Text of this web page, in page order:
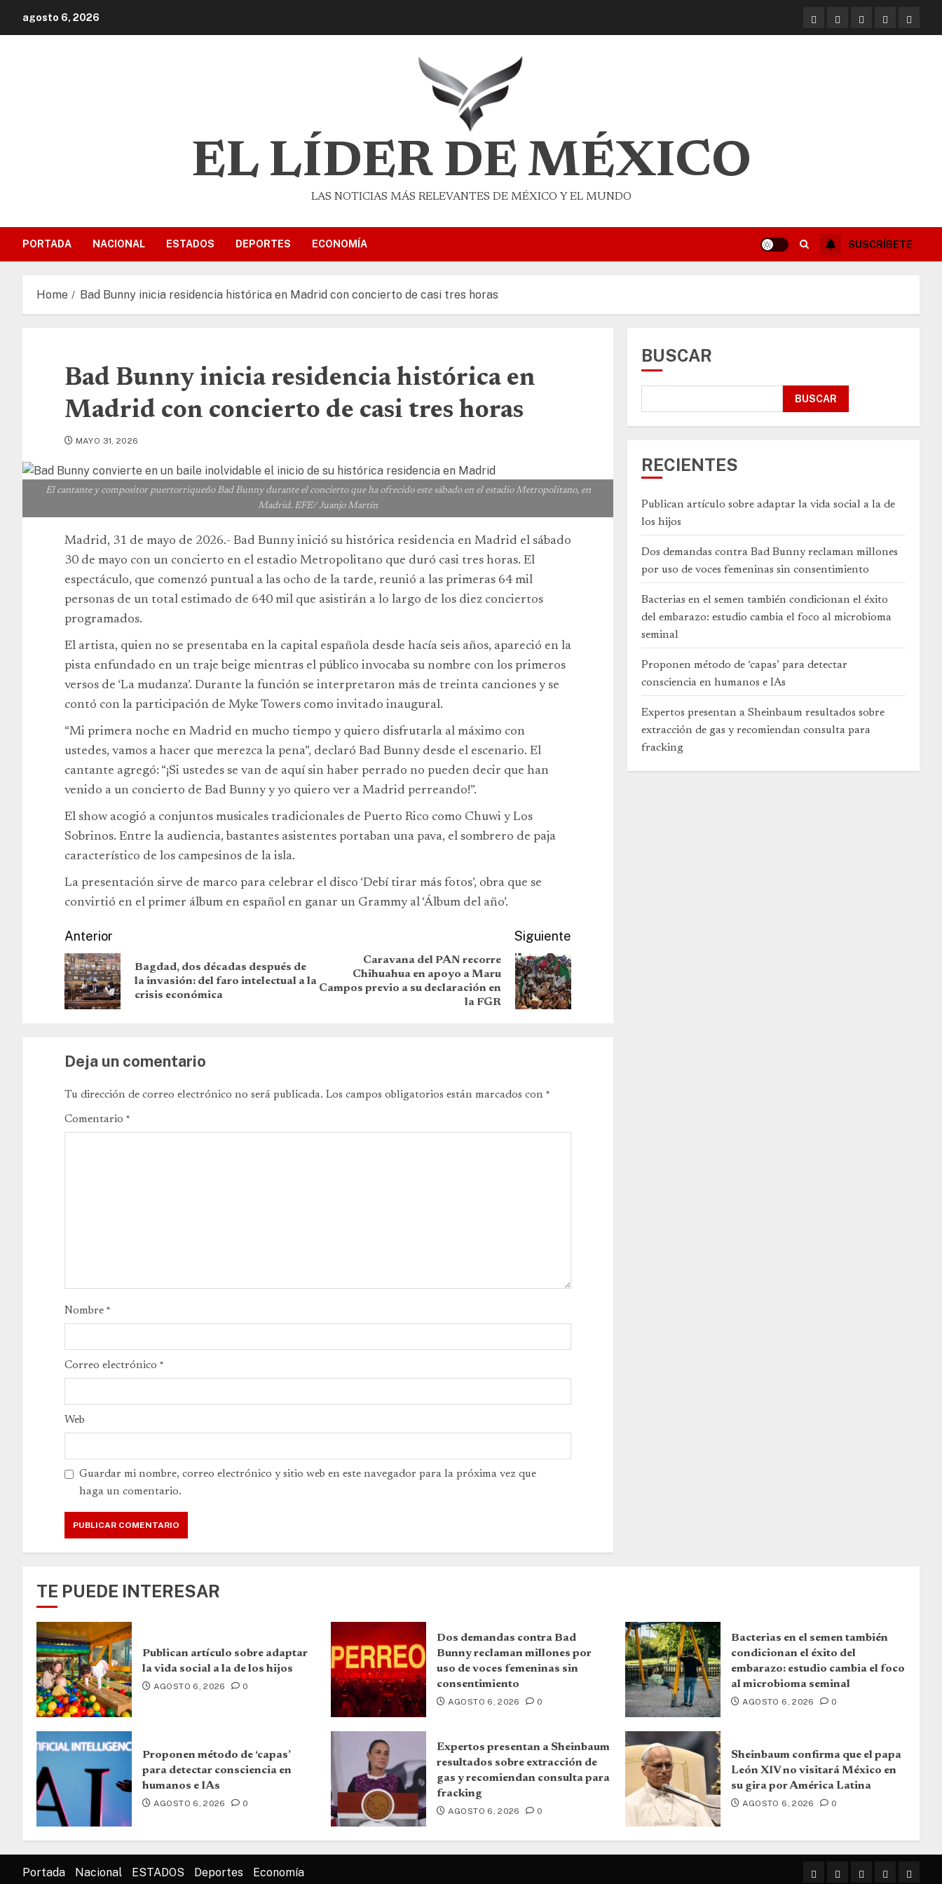
agosto 6, 2026
EL LÍDER DE MÉXICO
LAS NOTICIAS MÁS RELEVANTES DE MÉXICO Y EL MUNDO
PORTADA NACIONAL ESTADOS DEPORTES ECONOMÍA SUSCRÍBETE
Home Bad Bunny inicia residencia histórica en Madrid con concierto de casi tres horas
Bad Bunny inicia residencia histórica en
Madrid con concierto de casi tres horas
MAYO 31, 2026
El cantante y compositor puertorriqueño Bad Bunny durante el concierto que ha ofrecido este sábado en el estadio Metropolitano, en
Madrid. EFE/ Juanjo Martín
Madrid, 31 de mayo de 2026.- Bad Bunny inició su histórica residencia en Madrid el sábado
30 de mayo con un concierto en el estadio Metropolitano que duró casi tres horas. El
espectáculo, que comenzó puntual a las ocho de la tarde, reunió a las primeras 64 mil
personas de un total estimado de 640 mil que asistirán a lo largo de los diez conciertos
programados.
El artista, quien no se presentaba en la capital española desde hacía seis años, apareció en la
pista enfundado en un traje beige mientras el público invocaba su nombre con los primeros
versos de ‘La mudanza’. Durante la función se interpretaron más de treinta canciones y se
contó con la participación de Myke Towers como invitado inaugural.
“Mi primera noche en Madrid en mucho tiempo y quiero disfrutarla al máximo con
ustedes, vamos a hacer que merezca la pena”, declaró Bad Bunny desde el escenario. El
cantante agregó: “¡Si ustedes se van de aquí sin haber perrado no pueden decir que han
venido a un concierto de Bad Bunny y yo quiero ver a Madrid perreando!”.
El show acogió a conjuntos musicales tradicionales de Puerto Rico como Chuwi y Los
Sobrinos. Entre la audiencia, bastantes asistentes portaban una pava, el sombrero de paja
característico de los campesinos de la isla.
La presentación sirve de marco para celebrar el disco ‘Debí tirar más fotos’, obra que se
convirtió en el primer álbum en español en ganar un Grammy al ‘Álbum del año’.
Anterior
Bagdad, dos décadas después de
la invasión: del faro intelectual a la
crisis económica
Siguiente
Caravana del PAN recorre
Chihuahua en apoyo a Maru
Campos previo a su declaración en
la FGR
Deja un comentario
Tu dirección de correo electrónico no será publicada. Los campos obligatorios están marcados con *
Comentario *
Nombre *
Correo electrónico *
Web
Guardar mi nombre, correo electrónico y sitio web en este navegador para la próxima vez que
haga un comentario.
BUSCAR
BUSCAR
RECIENTES
Publican artículo sobre adaptar la vida social a la de
los hijos
Dos demandas contra Bad Bunny reclaman millones
por uso de voces femeninas sin consentimiento
Bacterias en el semen también condicionan el éxito
del embarazo: estudio cambia el foco al microbioma
seminal
Proponen método de ‘capas’ para detectar
consciencia en humanos e IAs
Expertos presentan a Sheinbaum resultados sobre
extracción de gas y recomiendan consulta para
fracking
TE PUEDE INTERESAR
Publican artículo sobre adaptar
la vida social a la de los hijos
AGOSTO 6, 2026 0
Dos demandas contra Bad
Bunny reclaman millones por
uso de voces femeninas sin
consentimiento
AGOSTO 6, 2026 0
Bacterias en el semen también
condicionan el éxito del
embarazo: estudio cambia el foco
al microbioma seminal
AGOSTO 6, 2026 0
Proponen método de ‘capas’
para detectar consciencia en
humanos e IAs
AGOSTO 6, 2026 0
Expertos presentan a Sheinbaum
resultados sobre extracción de
gas y recomiendan consulta para
fracking
AGOSTO 6, 2026 0
Sheinbaum confirma que el papa
León XIV no visitará México en
su gira por América Latina
AGOSTO 6, 2026 0
Portada Nacional ESTADOS Deportes Economía